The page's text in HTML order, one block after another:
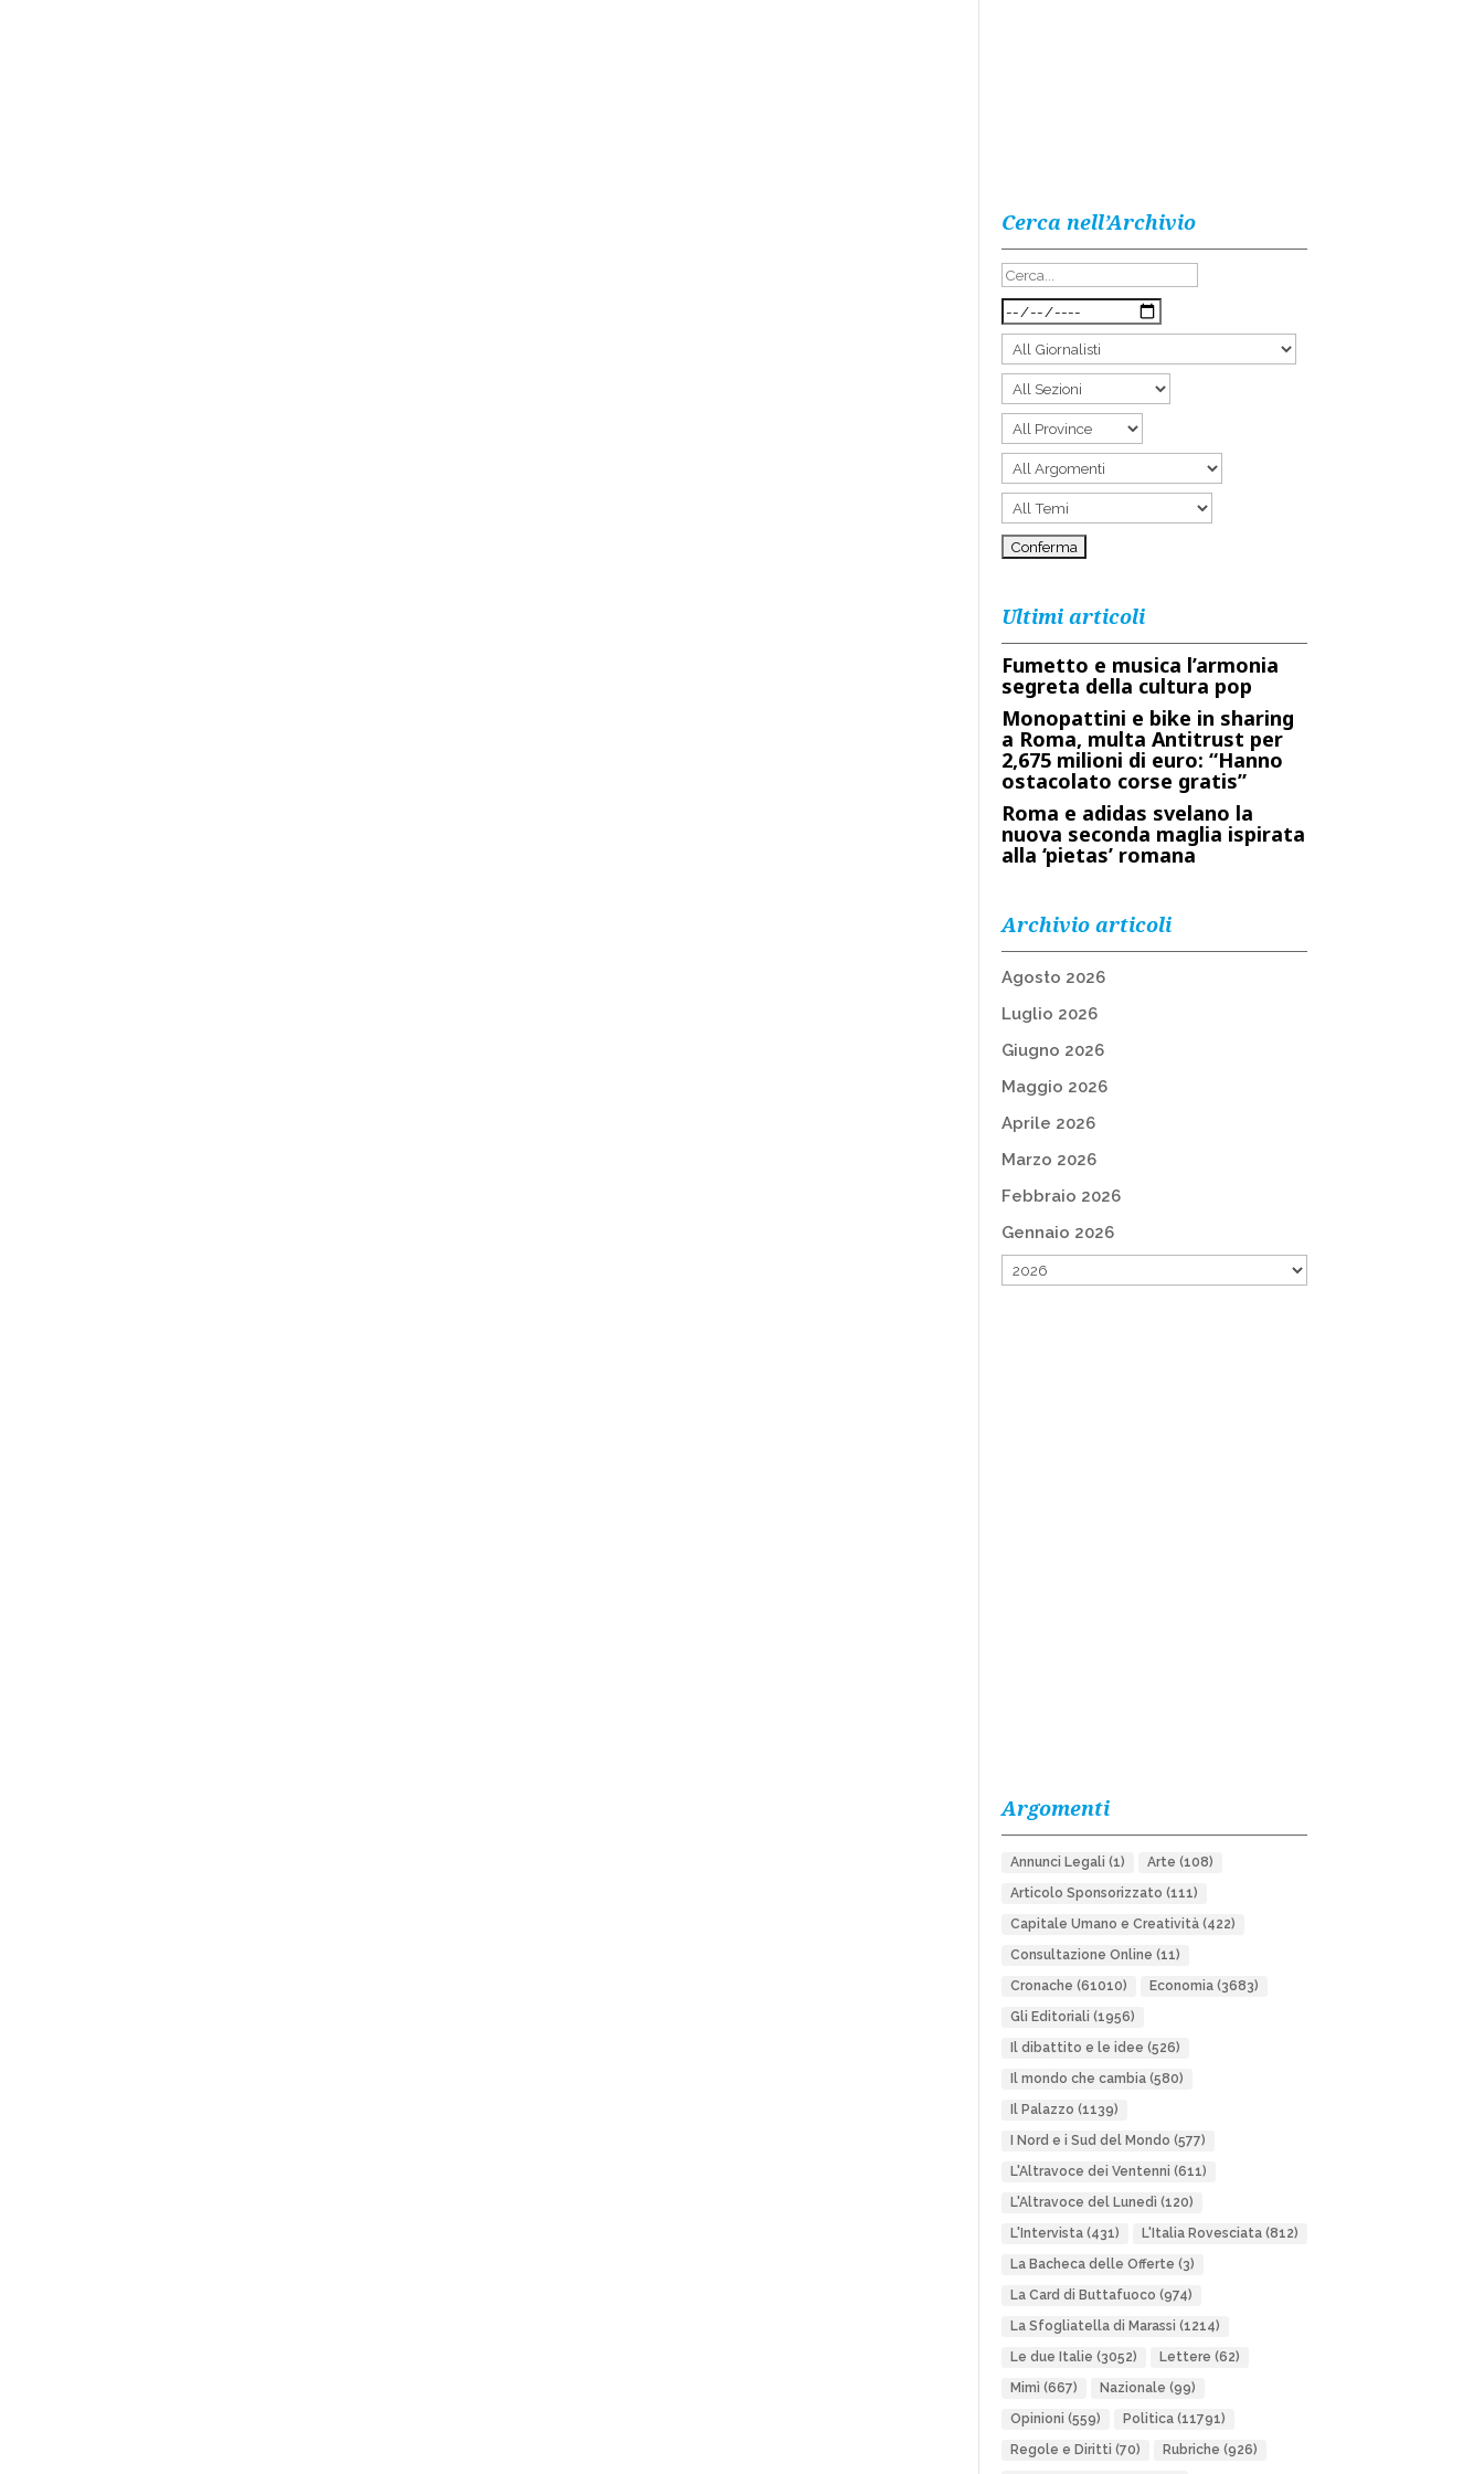
Cerca nell’Archivio
Ultimi articoli
Fumetto e musica l’armonia
segreta della cultura pop
Monopattini e bike in sharing
a Roma, multa Antitrust per
2,675 milioni di euro: “Hanno
ostacolato corse gratis”
Roma e adidas svelano la
nuova seconda maglia ispirata
alla ‘pietas’ romana
Archivio articoli
Agosto 2026
Luglio 2026
Giugno 2026
Maggio 2026
Aprile 2026
Marzo 2026
Febbraio 2026
Gennaio 2026
Argomenti
Annunci Legali (1) Arte (108)
Articolo Sponsorizzato (111)
Capitale Umano e Creatività(422)
Consultazione Online (11)
Cronache (61010) Economia(3683)
Gli Editoriali (1956)
Il dibattito e le idee (526)
Il mondo che cambia(580)
Il Palazzo (1139)
I Nord e i Sud del Mondo (577)
L'Altravoce dei Ventenni (611)
L'Altravoce del Lunedì (120)
L'Intervista(431) L'Italia Rovesciata(812)
La Bacheca delle Offerte (3)
La Card di Buttafuoco (974)
La Sfogliatella di Marassi (1214)
Le due Italie (3052) Lettere (62)
Mimì (667) Nazionale (99)
Opinioni (559) Politica(11791)
Regole e Diritti (70) Rubriche (926)